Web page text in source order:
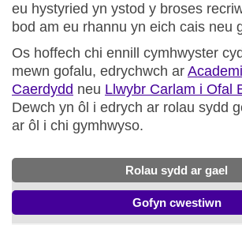
eu hystyried yn ystod y broses
bod am eu rhannu yn eich cais neu
Os hoffech chi ennill cymhwyster
mewn gofalu, edrychwch ar
Caerdydd (Dolen allanol)
neu Llwybr Carlam i Ofal
Dewch yn ôl i edrych ar rolau sydd
ar ôl i chi gymhwyso.
Rolau sydd ar gael
Gofyn cwestiwn